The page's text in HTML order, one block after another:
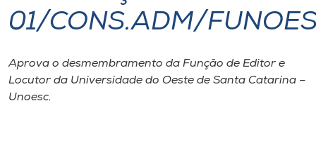
I.nova
Diplomados
01/CONS.ADM/
Aprova o desmembramento da Função de Editor e
Locutor da Universidade do Oeste de Santa Catarina –
Unoesc.